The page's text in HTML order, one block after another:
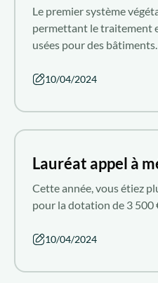
Le premier système
permettant le traitement
usées pour des bâtiments.
10/04/2024
Lauréat appel à
Cette année, vous étiez
pour la dotation de 3 500
10/04/2024